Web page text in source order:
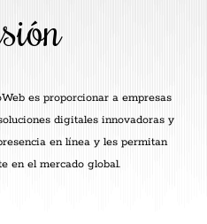
es proporcionar a empresas
digitales innovadoras y
en línea y les permitan
en el mercado global.